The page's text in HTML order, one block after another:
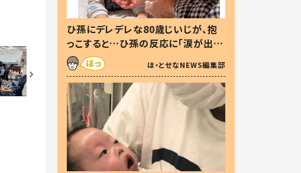
ひ孫にデレデレな80歳じいじが、抱
っこすると…ひ孫の反応に「涙が出ま
した」「可愛くて仕方ない」
ほ・とせなNEWS編集部